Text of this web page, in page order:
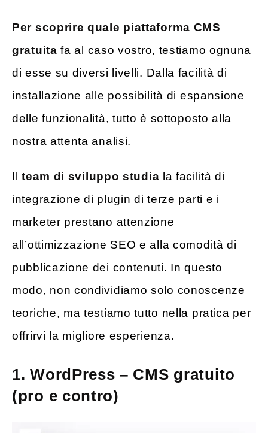
Per scoprire quale piattaforma CMS
gratuitafa al caso vostro, testiamo ognuna
di esse su diversi livelli. Dalla facilità di
installazione alle possibilità di espansione
delle funzionalità, tutto è sottoposto alla
nostra attenta analisi.
Ilteam di sviluppo studia la facilità di
integrazione di plugin di terze parti e i
marketer prestano attenzione
all’ottimizzazione SEO e alla comodità di
pubblicazione dei contenuti. In questo
modo, non condividiamo solo conoscenze
teoriche, ma testiamo tutto nella pratica per
offrirvi la migliore esperienza.
1. WordPress – CMS gratuito
(pro e contro)